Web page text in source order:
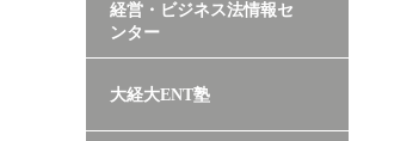
経営・ビジネス法情報セ
ンター
大経大ENT塾